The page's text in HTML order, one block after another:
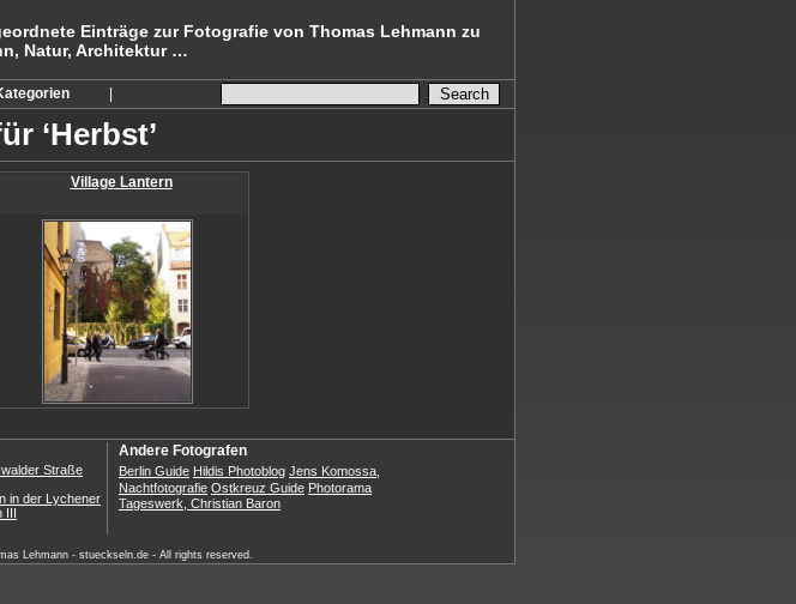
Einträge zur Fotografie von Thomas Lehmann zu
Natur, Architektur …
‘Herbst’
Village Lantern
Straße
in der Lychener
III
Andere Fotografen
Berlin Guide Hildis Photoblog Jens Komossa,
Nachtfotografie Ostkreuz Guide Photorama
Tageswerk, Christian Baron
Lehmann - stueckseln.de- All rights reserved.